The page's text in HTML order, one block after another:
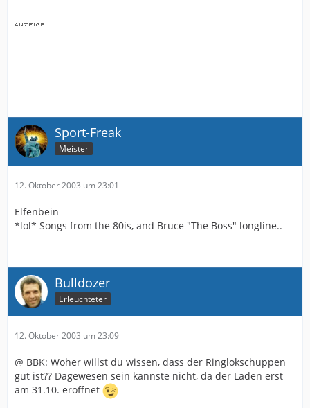
Sport-Freak
Meister
12. Oktober 2003 um 23:01
Elfenbein
*lol* Songs from the 80is, and Bruce "The Boss" longline..
Bulldozer
Erleuchteter
12. Oktober 2003 um 23:09
@ BBK: Woher willst du wissen, dass der Ringlokschuppen
gut ist?? Dagewesen sein kannste nicht, da der Laden erst
am 31.10. eröffnet